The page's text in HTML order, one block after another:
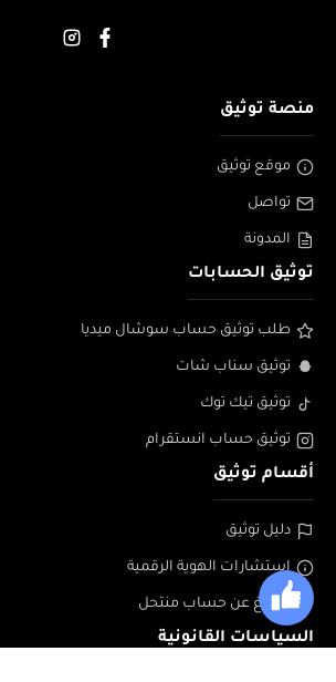
منصة توثيق
موقع توثيق
تواصل
المدونة
توثيق الحسابات
طلب توثيق حساب سوشال ميديا
توثيق سناب شات
توثيق تيك توك
توثيق حساب انستقرام
أقسام توثيق
دليل توثيق
إستشارات الهوية الرقمية
الابلاغ عن حساب منتحل
السياسات القانونية